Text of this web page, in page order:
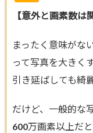
【意外と画素数は
まったく意味がな
って写真を大きく
引き延ばしても綺
だけど、一般的な
600万画素以上だ